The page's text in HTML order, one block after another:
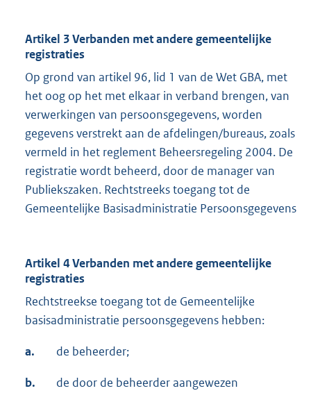
Artikel 3 Verbanden met andere gemeentelijke
registraties
Op grond van artikel 96, lid 1 van de Wet GBA, met
het oog op het met elkaar in verband brengen, van
verwerkingen van persoonsgegevens, worden
gegevens verstrekt aan de afdelingen/bureaus, zoals
vermeld in het reglement Beheersregeling 2004. De
registratie wordt beheerd, door de manager van
Publiekszaken. Rechtstreeks toegang tot de
Gemeentelijke Basisadministratie Persoonsgegevens
Artikel 4 Verbanden met andere gemeentelijke
registraties
Rechtstreekse toegang tot de Gemeentelijke
basisadministratie persoonsgegevens hebben:
a. de beheerder;
b.
de door de beheerder aangewezen